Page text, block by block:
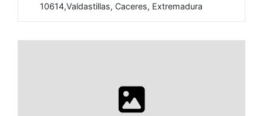
10614,Valdastillas, Caceres, Extremadura